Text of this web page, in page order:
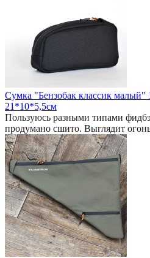
Сумка "Бензобак классик малый"
21*10*5,5см
Пользуюсь разными типами
продумано сшито. Выглядит